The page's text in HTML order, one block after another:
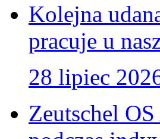
Kolejna
pracuje u
28 lipiec
Zeutschel